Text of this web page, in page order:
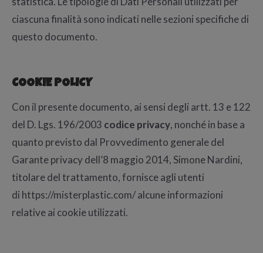
ciascuna finalità sono indicati nelle sezioni specifiche di
questo documento.
COOKIE POLICY
Con il presente documento, ai sensi degli artt. 13 e 122
del D. Lgs. 196/2003 codice privacy, nonché in base a
quanto previsto dal Provvedimento generale del
Garante privacy dell’8 maggio 2014, Simone Nardini,
titolare del trattamento, fornisce agli utenti
di https://misterplastic.com/ alcune informazioni
relative ai cookie utilizzati.